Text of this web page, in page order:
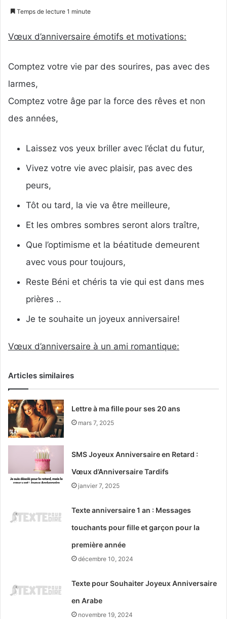
r
c
r
i
Temps de lecture 1 minute
Vœux d’anniversaire émotifs et motivations:
Comptez votre vie par des sourires, pas avec des
larmes,
Comptez votre âge par la force des rêves et non
des années,
Laissez vos yeux briller avec l’éclat du futur,
Vivez votre vie avec plaisir, pas avec des
peurs,
Tôt ou tard, la vie va être meilleure,
Et les ombres sombres seront alors traître,
Que l’optimisme et la béatitude demeurent
avec vous pour toujours,
Reste Béni et chéris ta vie qui est dans mes
prières ..
Je te souhaite un joyeux anniversaire!
Vœux d’anniversaire à un ami romantique:
Articles similaires
Lettre à ma fille pour ses 20 ans
mars 7, 2025
SMS Joyeux Anniversaire en Retard :
Vœux d’Anniversaire Tardifs
janvier 7, 2025
Texte anniversaire 1 an : Messages
touchants pour fille et garçon pour la
première année
décembre 10, 2024
Texte pour Souhaiter Joyeux Anniversaire
en Arabe
novembre 19, 2024